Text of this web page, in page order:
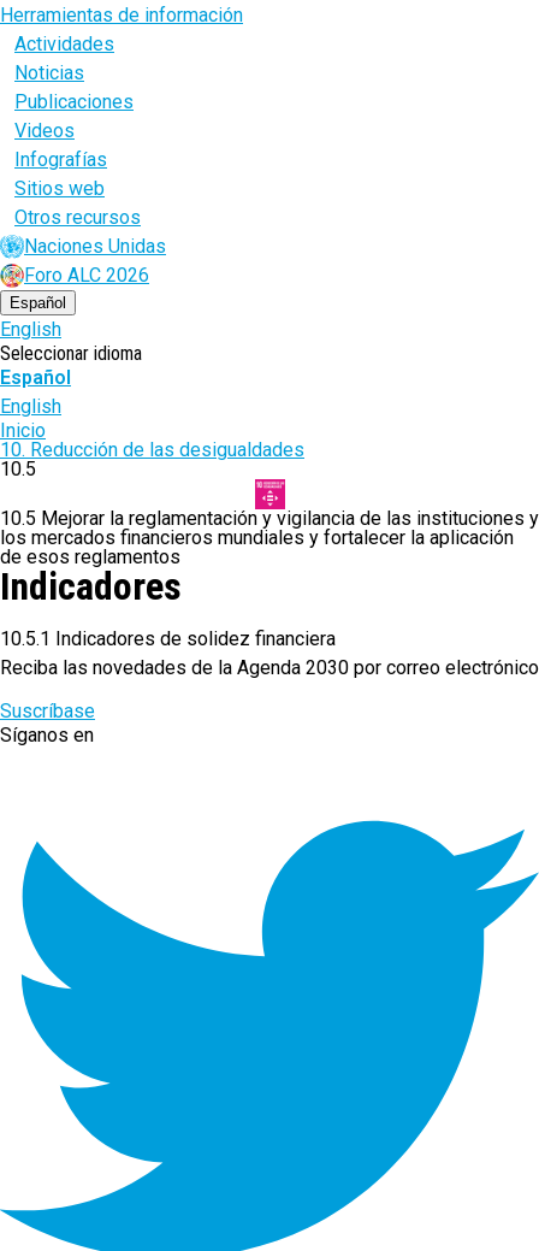
Herramientas de información
Actividades
Noticias
Publicaciones
Videos
Infografías
Sitios web
Otros recursos
Naciones Unidas
Foro ALC 2026
Español
English
Seleccionar idioma
Español
English
Ruta
de
navegación
Inicio
10. Reducción de las desigualdades
10.5
10.5 Mejorar la reglamentación y vigilancia de las instituciones y
los mercados financieros mundiales y fortalecer la aplicación
de esos reglamentos
Indicadores
10.5.1 Indicadores de solidez financiera
Reciba las novedades de la Agenda 2030 por correo electrónico
Suscríbase
Síganos en